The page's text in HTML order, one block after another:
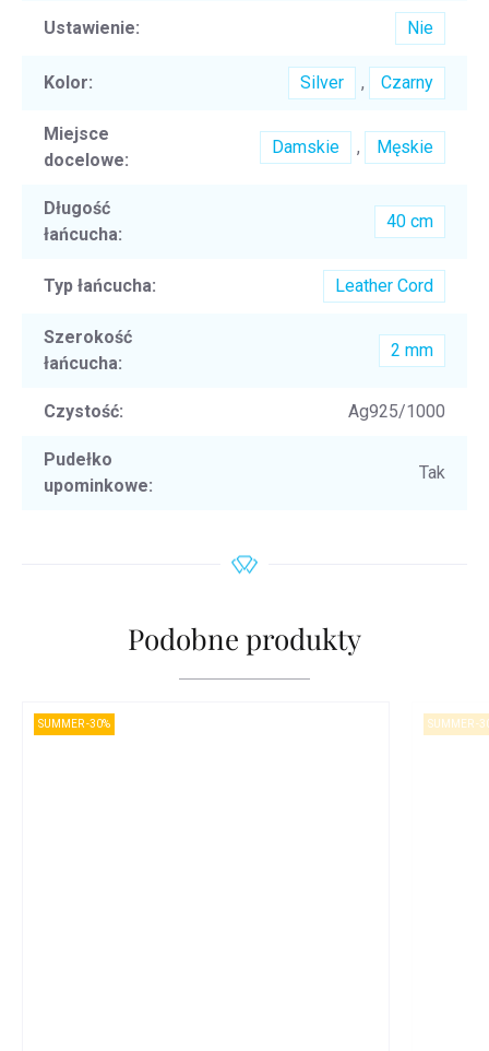
Ustawienie: Nie
Kolor: Silver , Czarny
Miejsce
docelowe:
Damskie , Męskie
Długość
łańcucha:
40 cm
Typ łańcucha: Leather Cord
Szerokość
łańcucha:
2 mm
Czystość: Ag925/1000
Pudełko
upominkowe:
Tak
Podobne produkty
SUMMER -30% SUMMER -